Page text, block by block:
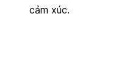
cảm xúc.